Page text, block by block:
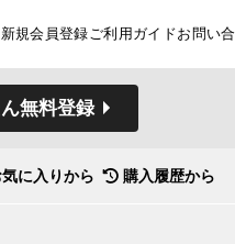
新規会員登録ご利用ガイドお問い
無料登録
気に入りから 購入履歴から